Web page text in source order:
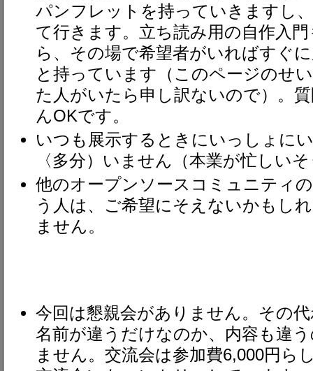
パンフレットを持っていきますし
て行きます。立ち読み用の自作入
ら、その場で希望者がいればすぐ
と持っています（このページのせ
た人がいたら申し訳ないので）。
んOKです。
いつも展示するときにいっしょに
〈多分）いません（本業が忙しい
他のオープンソースコミュニティ
う人は、ご希望にそえないかもし
ません。
今回は懇親会がありません。その
名前が違うだけなのか、内容も違
ません。交流会は参加費6,000円ら